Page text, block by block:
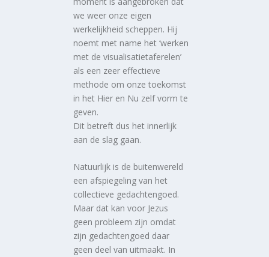
we weer onze eigen
werkelijkheid scheppen. Hij
noemt met name het ‘werken
met de visualisatietaferelen’
als een zeer effectieve
methode om onze toekomst
in het Hier en Nu zelf vorm te
geven.
Dit betreft dus het innerlijk
aan de slag gaan.
Natuurlijk is de buitenwereld
een afspiegeling van het
collectieve gedachtengoed.
Maar dat kan voor Jezus
geen probleem zijn omdat
zijn gedachtengoed daar
geen deel van uitmaakt. In